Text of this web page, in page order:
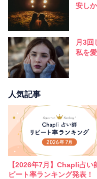
安し
月3回
私を
人気記事
【2026年7月】Chapli占い
ピート率ランキング発表！